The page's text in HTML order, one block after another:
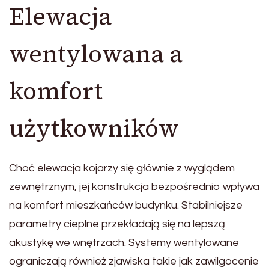
Elewacja
wentylowana a
komfort
użytkowników
Choć elewacja kojarzy się głównie z wyglądem
zewnętrznym, jej konstrukcja bezpośrednio wpływa
na komfort mieszkańców budynku. Stabilniejsze
parametry cieplne przekładają się na lepszą
akustykę we wnętrzach. Systemy wentylowane
ograniczają również zjawiska takie jak zawilgocenie